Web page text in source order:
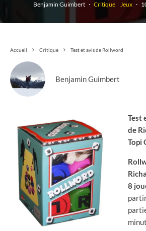
Benjamin Guimbert · Critique Jeux ·
Accueil Critique Test et avis de Rollword
Benjamin Guimbert
Test
de
Topi
8